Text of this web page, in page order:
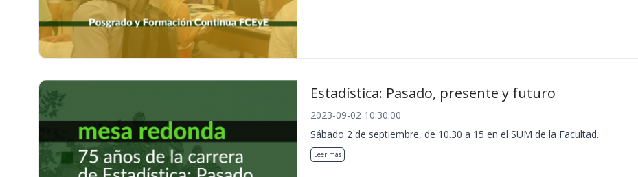
Estadística: Pasado, presente y futuro
2023-09-02 10:30:00
Sábado 2 de septiembre, de 10.30 a 15 en el SUM de la Facultad.
Leer más